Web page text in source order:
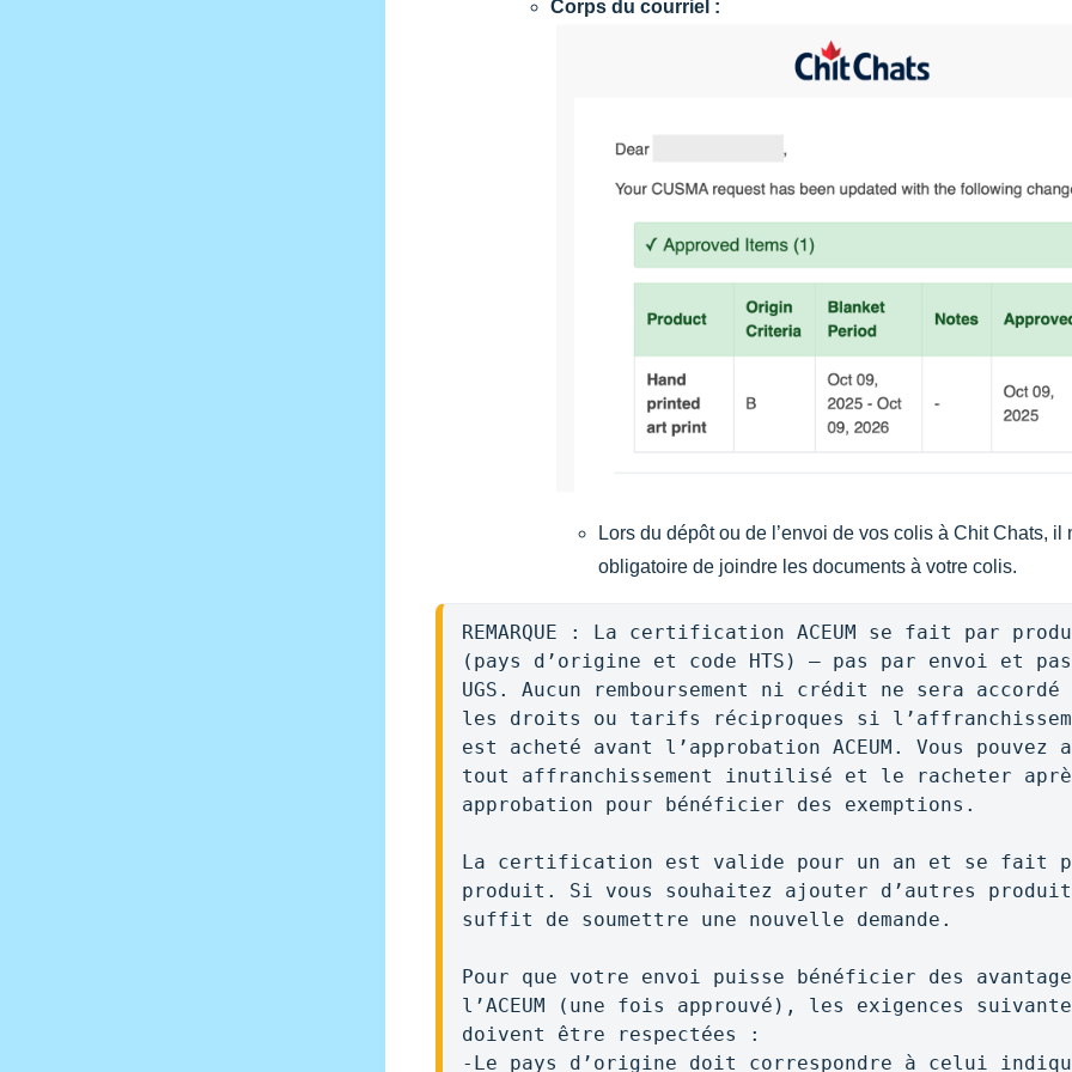
Corps du courriel :
Lors du dépôt ou de l’envoi de vos colis à Chit Chats, il
obligatoire de joindre les documents à votre colis.
REMARQUE : La certification ACEUM se fait par
(pays d’origine et code HTS) — pas par envoi et
UGS. Aucun remboursement ni crédit ne sera accordé
les droits ou tarifs réciproques si
est acheté avant l’approbation ACEUM. Vous pouvez
tout affranchissement inutilisé et le racheter
approbation pour bénéficier des exemptions.
La certification est valide pour un an et se fait
produit. Si vous souhaitez ajouter d’autres
suffit de soumettre une nouvelle demande.
Pour que votre envoi puisse bénéficier des
l’ACEUM (une fois approuvé), les exigences
doivent être respectées :
-Le pays d’origine doit correspondre à celui